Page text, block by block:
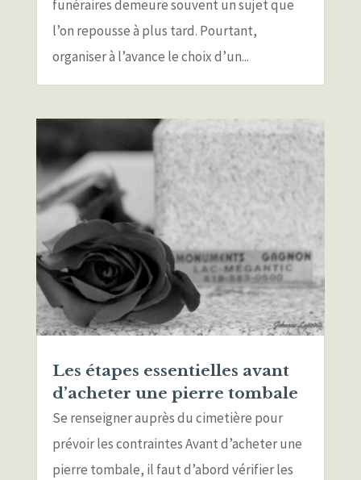
funéraires demeure souvent un sujet que
l’on repousse à plus tard. Pourtant,
organiser à l’avance le choix d’un...
Les étapes essentielles avant
d’acheter une pierre tombale
Se renseigner auprès du cimetière pour
prévoir les contraintes Avant d’acheter une
pierre tombale, il faut d’abord vérifier les